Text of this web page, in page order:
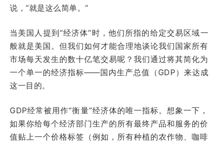
说，“就是这么简单。”
当美国人提到“经济体”时，他们所指的给定交易区域一
般就是美国。但我们如何才能合理地谈论我们国家所有
市场每天发生的数十亿笔交易呢？我们通过将其简化为
一个单一的经济指标——国内生产总值（GDP）来达成
这一目的。
GDP经常被用作“衡量”经济体的唯一指标。想象一下，
如果你给每个经济部门生产的所有最终产品和服务的价
值贴上一个价格标签（例如，所有种植的农作物、咖啡